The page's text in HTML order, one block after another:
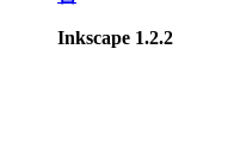
Inkscape 1.2.2